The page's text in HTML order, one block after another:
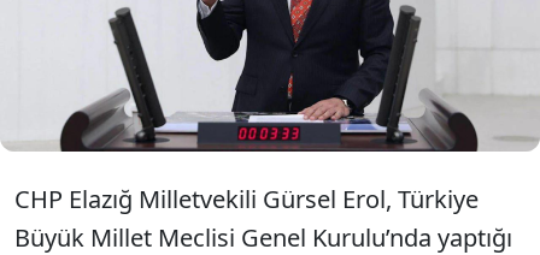
verdiğini söyledi. Erol, “Toplumun önünde
örnek olması gereken siyaset kurumunun
saygınlığı aşınıyor” dedi.
CHP Elazığ Milletvekili Gürsel Erol, Türkiye
Büyük Millet Meclisi Genel Kurulu’nda yaptığı